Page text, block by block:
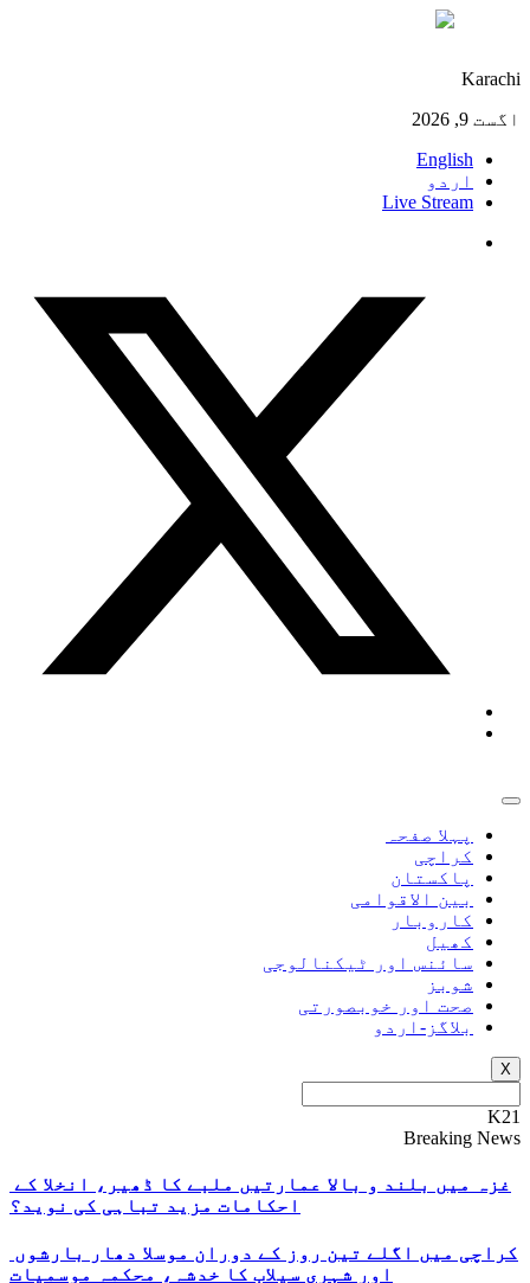
Karachi
اگست 9, 2026
English
اردو
Live Stream
پہلا صفحہ
کراچی
پاکستان
بین الاقوامی
کاروبار
کھیل
سائنس اور ٹیکنالوجی
شوبز
صحت اور خوبصورتی
بلاگز-اردو
X
K21
Breaking News
غزہ میں بلند و بالا عمارتیں ملبے کا ڈھیر، انخلا کے
احکامات مزید تباہی کی نوید؟
کراچی میں اگلے تین روز کے دوران موسلا دھار بارشوں
اور شہری سیلاب کا خدشہ، محکمہ موسمیات